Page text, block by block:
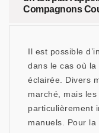
Compagnons
Il est possible
dans le cas où la
éclairée. Divers
marché, mais
particulièrement
manuels. Pour